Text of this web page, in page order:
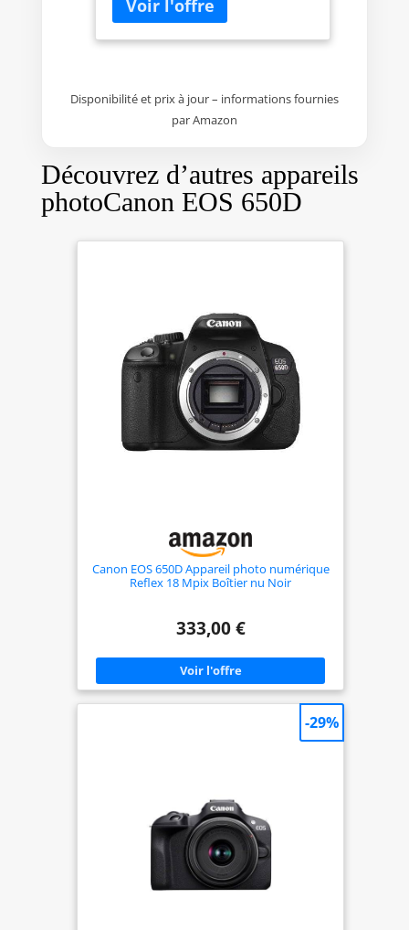
Disponibilité et prix à jour – informations fournies
par Amazon
Découvrez d’autres appareils
photoCanon EOS 650D
Canon EOS 650D Appareil photo numérique
Reflex 18 Mpix Boîtier nu Noir
333,00 €
-29%